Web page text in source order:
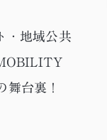
・地域公共
台裏！